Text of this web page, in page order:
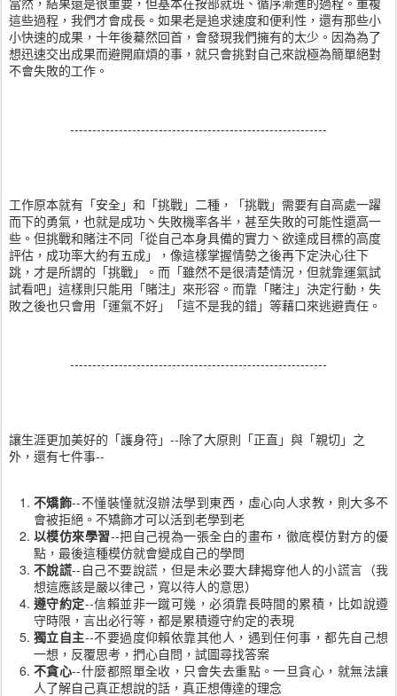
這些過程，我們才會成長。如果老是追求速度和便利性，還有那些小
小快速的成果，十年後驀然回首，會發現我們擁有的太少。因為為了
想迅速交出成果而避開麻煩的事，就只會挑對自己來說極為簡單絕對
不會失敗的工作。
----------------------------------------------------------
工作原本就有「安全」和「挑戰」二種，「挑戰」需要有自高處一躍
而下的勇氣，也就是成功丶失敗機率各半，甚至失敗的可能性還高一
些。但挑戰和賭注不同「從自己本身具備的實力丶欲達成目標的高度
評估，成功率大約有五成」，像這樣掌握情勢之後再下定決心往下
跳，才是所謂的「挑戰」。而「雖然不是很清楚情況，但就靠運氣試
試看吧」這樣則只能用「賭注」來形容。而靠「賭注」決定行動，失
敗之後也只會用「運氣不好」「這不是我的錯」等藉口來逃避責任。
----------------------------------------------------------
讓生涯更加美好的「護身符」--除了大原則「正直」與「親切」之
外，還有七件事--
不矯飾--不懂裝懂就沒辦法學到東西，虛心向人求教，則大多不
會被拒絕。不矯飾才可以活到老學到老
以模仿來學習--把自己視為一張全白的畫布，徹底模仿對方的優
點，最後這種模仿就會變成自己的學問
不說謊--自己不要說謊，但是未必要大肆揭穿他人的小謊言（我
想這應該是嚴以律己，寬以待人的意思）
遵守約定--信賴並非一蹴可幾，必須靠長時間的累積，比如說遵
守時限，言出必行等，都是累積遵守約定的表現
獨立自主--不要過度仰賴依靠其他人，遇到任何事，都先自己想
一想，反覆思考，捫心自問，試圖尋找答案
不貪心--什麼都照單全收，只會失去重點。一旦貪心，就無法讓
人了解自己真正想說的話，真正想傳達的理念